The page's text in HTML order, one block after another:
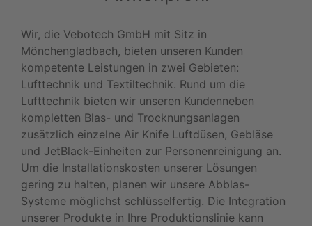
Wir, die Vebotech GmbH mit Sitz in
Mönchengladbach, bieten unseren Kunden
kompetente Leistungen in zwei Gebieten:
Lufttechnik und Textiltechnik. Rund um die
Lufttechnik bieten wir unseren Kundenneben
kompletten Blas- und Trocknungsanlagen
zusätzlich einzelne Air Knife Luftdüsen, Gebläse
und JetBlack-Einheiten zur Personenreinigung an.
Um die Installationskosten unserer Lösungen
gering zu halten, planen wir unsere Abblas-
Systeme möglichst schlüsselfertig. Die Integration
unserer Produkte in Ihre Produktionslinie kann